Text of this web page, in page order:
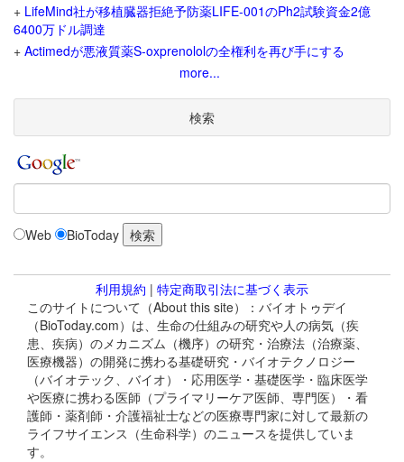
+ LifeMind社が移植臓器拒絶予防薬LIFE-001のPh2試験資金2億
6400万ドル調達
+ Actimedが悪液質薬S-oxprenololの全権利を再び手にする
more...
検索
Web BioToday
利用規約 | 特定商取引法に基づく表示
このサイトについて（About this site）：バイオトゥデイ
（BioToday.com）は、生命の仕組みの研究や人の病気（疾
患、疾病）のメカニズム（機序）の研究・治療法（治療薬、
医療機器）の開発に携わる基礎研究・バイオテクノロジー
（バイオテック、バイオ）・応用医学・基礎医学・臨床医学
や医療に携わる医師（プライマリーケア医師、専門医）・看
護師・薬剤師・介護福祉士などの医療専門家に対して最新の
ライフサイエンス（生命科学）のニュースを提供していま
す。